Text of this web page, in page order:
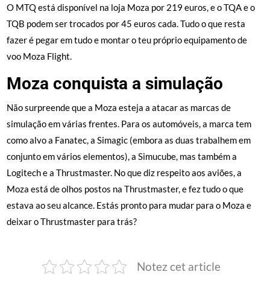
O MTQ está disponível na loja Moza por 219 euros, e o TQA e o
TQB podem ser trocados por 45 euros cada. Tudo o que resta
fazer é pegar em tudo e montar o teu próprio equipamento de
voo Moza Flight.
Moza conquista a simulação
Não surpreende que a Moza esteja a atacar as marcas de
simulação em várias frentes. Para os automóveis, a marca tem
como alvo a Fanatec, a Simagic (embora as duas trabalhem em
conjunto em vários elementos), a Simucube, mas também a
Logitech e a Thrustmaster. No que diz respeito aos aviões, a
Moza está de olhos postos na Thrustmaster, e fez tudo o que
estava ao seu alcance. Estás pronto para mudar para o Moza e
deixar o Thrustmaster para trás?
Notez cet article